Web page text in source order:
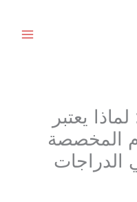
يعتبر
المخصصة
الدراجات